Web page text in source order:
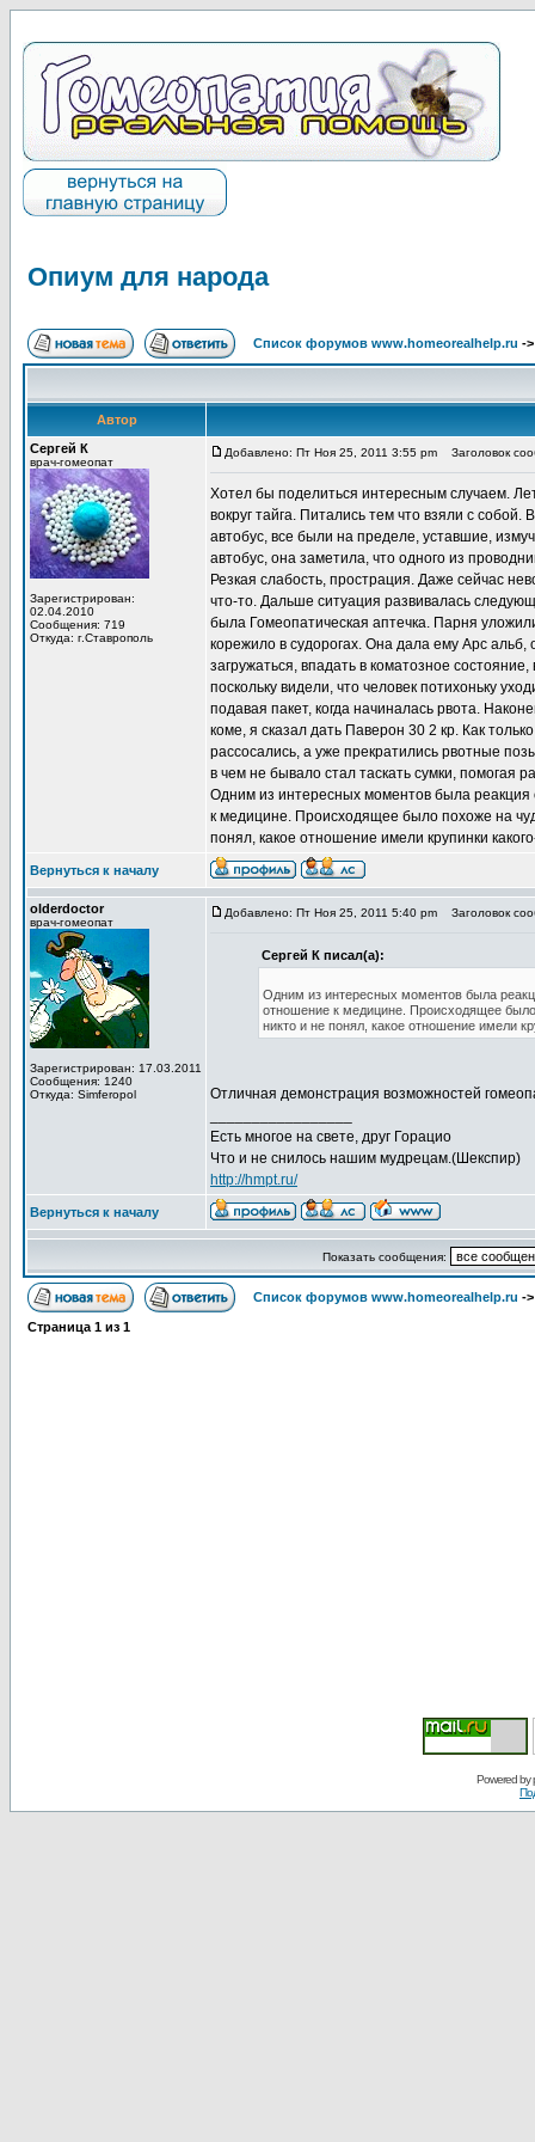
Опиум для народа
Список форумов www.homeorealhelp.ru -
Автор
Сергей К
врач-гомеопат
Зарегистрирован:
02.04.2010
Сообщения: 719
Откуда: г.Ставрополь
Добавлено: Пт Ноя 25, 2011 3:55 pm Заголовок
Хотел бы поделиться интересным случаем.
вокруг тайга. Питались тем что взяли с
автобус, все были на пределе, уставшие,
автобус, она заметила, что одного из
Резкая слабость, прострация. Даже сейчас
что-то. Дальше ситуация развивалась
была Гомеопатическая аптечка. Парня
корежило в судорогах. Она дала ему Арс
загружаться, впадать в коматозное
поскольку видели, что человек потихоньку
подавая пакет, когда начиналась рвота.
коме, я сказал дать Паверон 30 2 кр. Как
рассосались, а уже прекратились рвотные
в чем не бывало стал таскать сумки, помогая
Одним из интересных моментов была
к медицине. Происходящее было похоже на
понял, какое отношение имели крупинки
Вернуться к началу
olderdoctor
врач-гомеопат
Зарегистрирован: 17.03.2011
Сообщения: 1240
Откуда: Simferopol
Добавлено: Пт Ноя 25, 2011 5:40 pm Заголовок
Сергей К писал(а):
Одним из интересных моментов была
отношение к медицине. Происходящее
никто и не понял, какое отношение имели
Отличная демонстрация возможностей
Есть многое на свете, друг Горацио
Что и не снилось нашим мудрецам.(Шекспир)
http://hmpt.ru/
Вернуться к началу
Показать сообщения:
Список форумов www.homeorealhelp.ru -
Страница 1 из 1
Powered by